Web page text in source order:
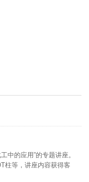
中的应用”的专题讲座。
柱等，讲座内容获得客